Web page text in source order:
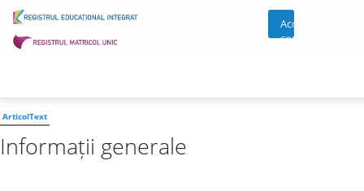
Acces
cont
ArticolText
Informații generale